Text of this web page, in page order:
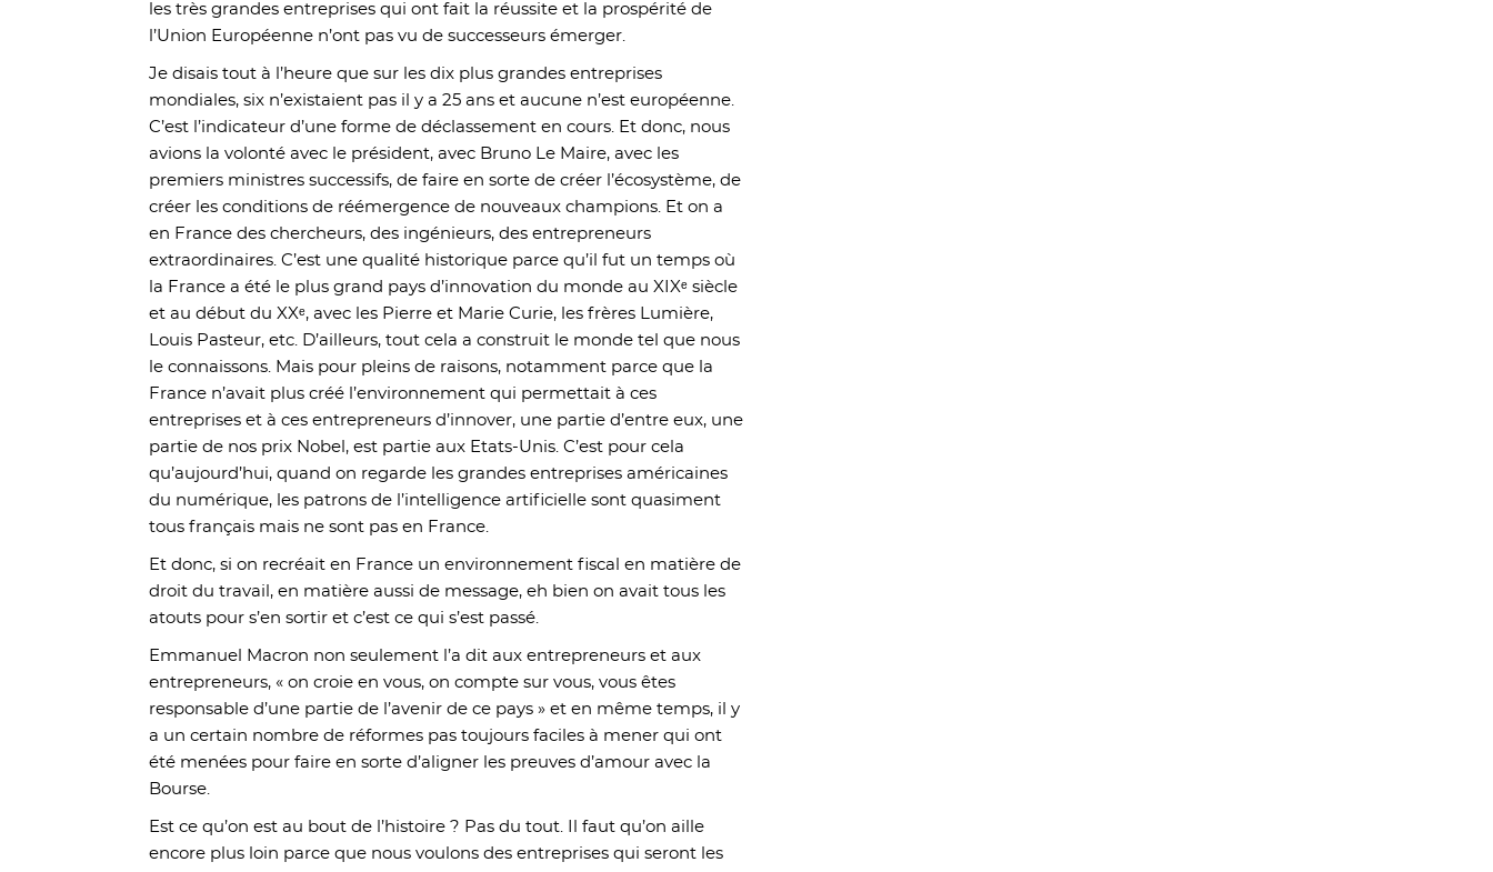
les très grandes entreprises qui ont fait la réussite et la prospérité de
l’Union Européenne n’ont pas vu de successeurs émerger.
Je disais tout à l’heure que sur les dix plus grandes entreprises
mondiales, six n’existaient pas il y a 25 ans et aucune n’est européenne.
C’est l’indicateur d’une forme de déclassement en cours. Et donc, nous
avions la volonté avec le président, avec Bruno Le Maire, avec les
premiers ministres successifs, de faire en sorte de créer l’écosystème, de
créer les conditions de réémergence de nouveaux champions. Et on a
en France des chercheurs, des ingénieurs, des entrepreneurs
extraordinaires. C’est une qualité historique parce qu’il fut un temps où
la France a été le plus grand pays d’innovation du monde au XIXᵉ siècle
et au début du XXᵉ, avec les Pierre et Marie Curie, les frères Lumière,
Louis Pasteur, etc. D’ailleurs, tout cela a construit le monde tel que nous
le connaissons. Mais pour pleins de raisons, notamment parce que la
France n’avait plus créé l’environnement qui permettait à ces
entreprises et à ces entrepreneurs d’innover, une partie d’entre eux, une
partie de nos prix Nobel, est partie aux Etats-Unis. C’est pour cela
qu’aujourd’hui, quand on regarde les grandes entreprises américaines
du numérique, les patrons de l’intelligence artificielle sont quasiment
tous français mais ne sont pas en France.
Et donc, si on recréait en France un environnement fiscal en matière de
droit du travail, en matière aussi de message, eh bien on avait tous les
atouts pour s’en sortir et c’est ce qui s’est passé.
Emmanuel Macron non seulement l’a dit aux entrepreneurs et aux
entrepreneurs, « on croie en vous, on compte sur vous, vous êtes
responsable d’une partie de l’avenir de ce pays » et en même temps, il y
a un certain nombre de réformes pas toujours faciles à mener qui ont
été menées pour faire en sorte d’aligner les preuves d’amour avec la
Bourse.
Est ce qu’on est au bout de l’histoire ? Pas du tout. Il faut qu’on aille
encore plus loin parce que nous voulons des entreprises qui seront les